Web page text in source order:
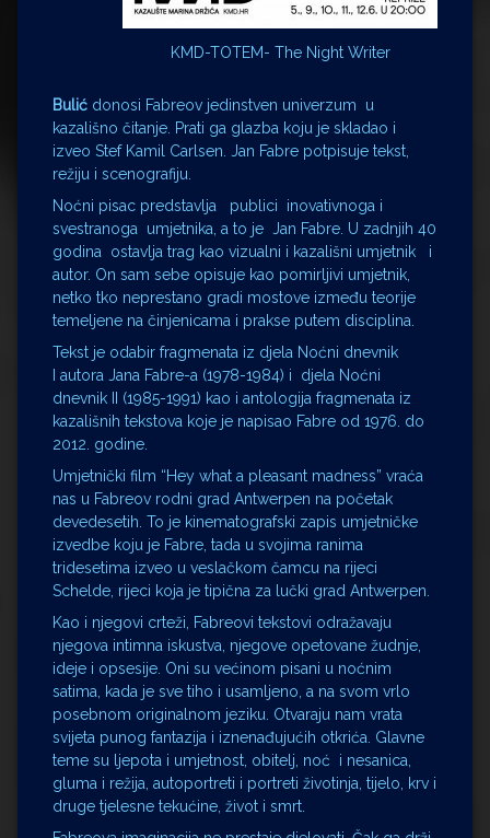
KMD-TOTEM- The Night Writer
Bulić donosi Fabreov jedinstven univerzum u
kazališno čitanje. Prati ga glazba koju je skladao i
izveo Stef Kamil Carlsen. Jan Fabre potpisuje tekst,
režiju i scenografiju.
Noćni pisac predstavlja publici inovativnoga i
svestranoga umjetnika, a to je Jan Fabre. U zadnjih 40
godina ostavlja trag kao vizualni i kazališni umjetnik i
autor. On sam sebe opisuje kao pomirljivi umjetnik,
netko tko neprestano gradi mostove između teorije
temeljene na činjenicama i prakse putem disciplina.
Tekst je odabir fragmenata iz djela Noćni dnevnik
I autora Jana Fabre-a (1978-1984) i djela Noćni
dnevnik II (1985-1991) kao i antologija fragmenata iz
kazališnih tekstova koje je napisao Fabre od 1976. do
2012. godine.
Umjetnički film “Hey what a pleasant madness” vraća
nas u Fabreov rodni grad Antwerpen na početak
devedesetih. To je kinematografski zapis umjetničke
izvedbe koju je Fabre, tada u svojima ranima
tridesetima izveo u veslačkom čamcu na rijeci
Schelde, rijeci koja je tipična za lučki grad Antwerpen.
Kao i njegovi crteži, Fabreovi tekstovi odražavaju
njegova intimna iskustva, njegove opetovane žudnje,
ideje i opsesije. Oni su većinom pisani u noćnim
satima, kada je sve tiho i usamljeno, a na svom vrlo
posebnom originalnom jeziku. Otvaraju nam vrata
svijeta punog fantazija i iznenađujućih otkrića. Glavne
teme su ljepota i umjetnost, obitelj, noć i nesanica,
gluma i režija, autoportreti i portreti životinja, tijelo, krv i
druge tjelesne tekućine, život i smrt.